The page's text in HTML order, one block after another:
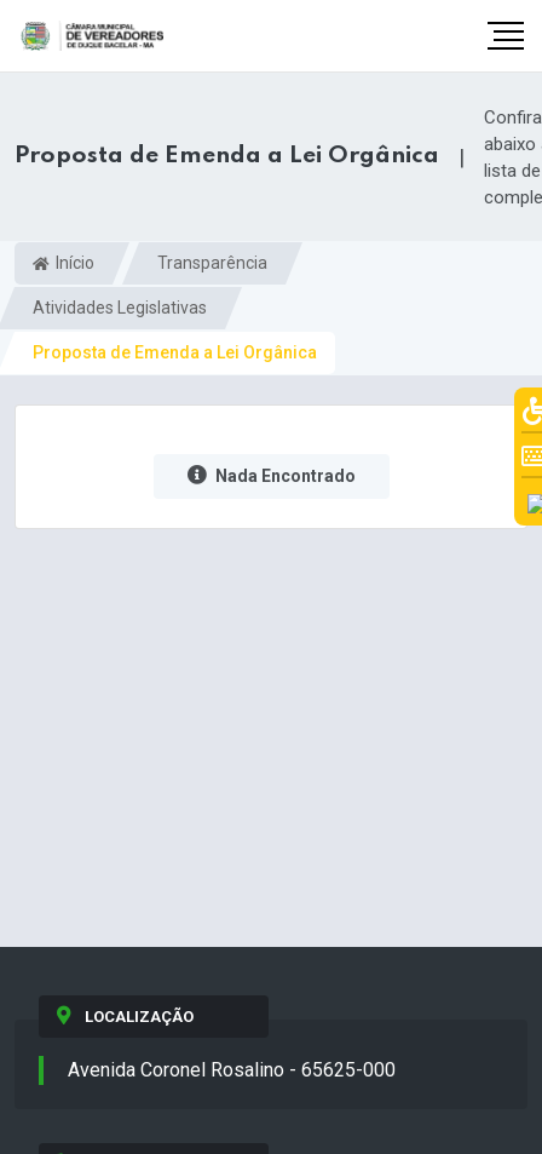
Proposta de Emenda a Lei Orgânica |
Confira
abaixo
lista de
Início Transparência
Atividades Legislativas
Proposta de Emenda a Lei Orgânica
Nada Encontrado
LOCALIZAÇÃO
Avenida Coronel Rosalino - 65625-000